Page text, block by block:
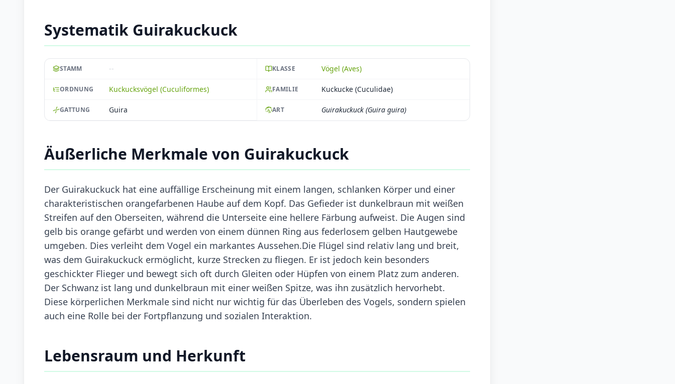
Systematik Guirakuckuck
STAMM -- KLASSE Vögel (Aves)
ORDNUNG Kuckucksvögel (Cuculiformes) FAMILIE Kuckucke (Cuculidae)
GATTUNG Guira ART Guirakuckuck (Guira guira)
Äußerliche Merkmale von Guirakuckuck
Der Guirakuckuck hat eine auffällige Erscheinung mit einem langen, schlanken Körper und einer
charakteristischen orangefarbenen Haube auf dem Kopf. Das Gefieder ist dunkelbraun mit weißen
Streifen auf den Oberseiten, während die Unterseite eine hellere Färbung aufweist. Die Augen sind
gelb bis orange gefärbt und werden von einem dünnen Ring aus federlosem gelben Hautgewebe
umgeben. Dies verleiht dem Vogel ein markantes Aussehen.Die Flügel sind relativ lang und breit,
was dem Guirakuckuck ermöglicht, kurze Strecken zu fliegen. Er ist jedoch kein besonders
geschickter Flieger und bewegt sich oft durch Gleiten oder Hüpfen von einem Platz zum anderen.
Der Schwanz ist lang und dunkelbraun mit einer weißen Spitze, was ihn zusätzlich hervorhebt.
Diese körperlichen Merkmale sind nicht nur wichtig für das Überleben des Vogels, sondern spielen
auch eine Rolle bei der Fortpflanzung und sozialen Interaktion.
Lebensraum und Herkunft